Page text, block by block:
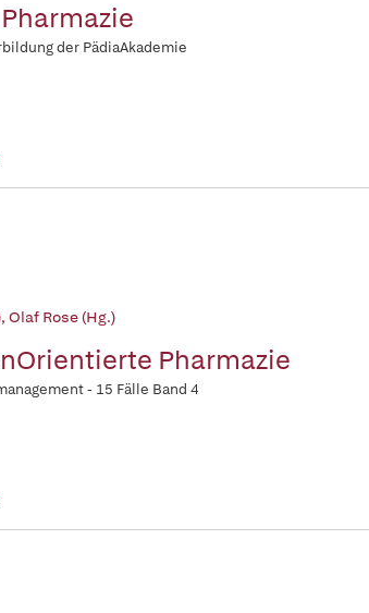
der PädiaAkademie
, Olaf Rose (Hg.)
Pharmazie
- 15 Fälle Band 4